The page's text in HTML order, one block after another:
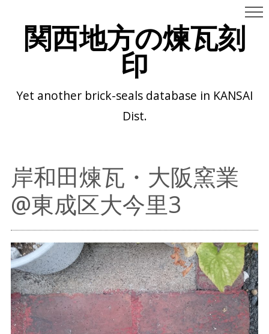
関西地方の煉瓦刻
印
Yet another brick-seals database in KANSAI
Dist.
岸和田煉瓦・大阪窯業
@東成区大今里3